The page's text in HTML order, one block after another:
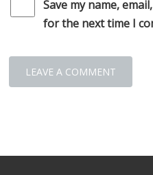
Save my name,
for the next time I